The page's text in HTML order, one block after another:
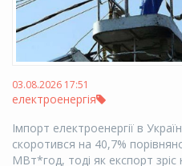
03.08.2026 17:51
електроенергія
Імпорт електроенергії в
скоротився на 40,7%
МВт*год, тоді як експорт